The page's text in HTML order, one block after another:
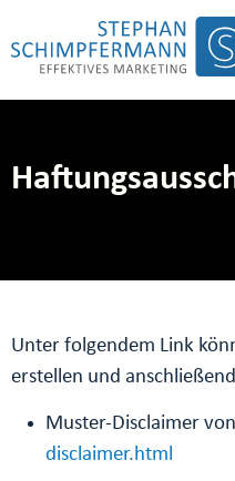
Unter folgendem Link
erstellen und
Muster-Disclaimer
disclaimer.html